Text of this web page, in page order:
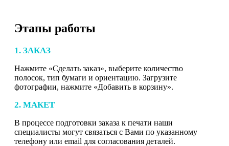
Этапы работы
1. ЗАКАЗ
Нажмите «Сделать заказ», выберите количество
полосок, тип бумаги и ориентацию. Загрузите
фотографии, нажмите «Добавить в корзину».
2. МАКЕТ
В процессе подготовки заказа к печати наши
специалисты могут связаться с Вами по указанному
телефону или email для согласования деталей.